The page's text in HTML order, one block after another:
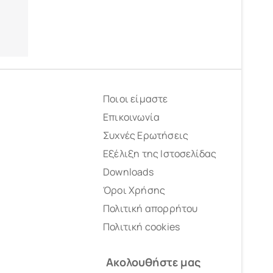
Ποιοι είμαστε
Επικοινωνία
Συχνές Ερωτήσεις
Εξέλιξη της Ιστοσελίδας
Downloads
Όροι Χρήσης
Πολιτική απορρήτου
Πολιτική cookies
Ακολουθήστε μας